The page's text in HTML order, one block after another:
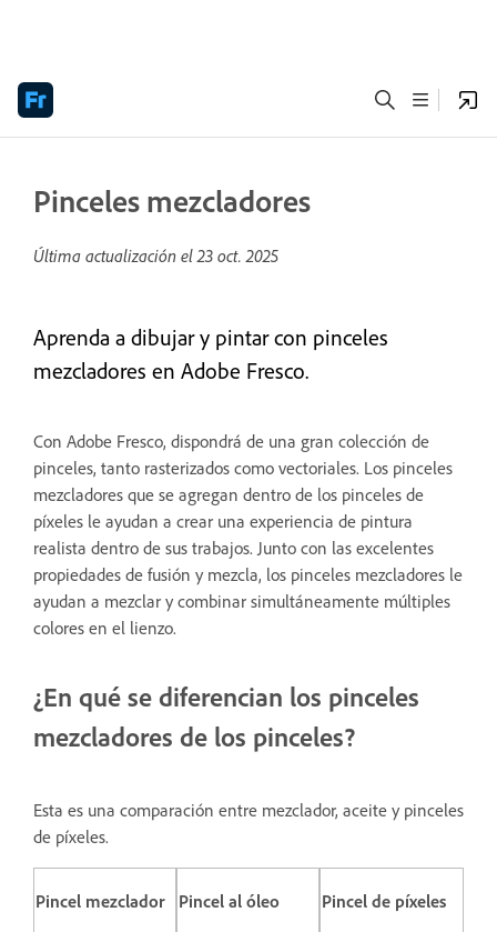
Pinceles mezcladores
Última actualización el23 oct. 2025
Aprenda a dibujar y pintar con pinceles
mezcladores en Adobe Fresco.
Con Adobe Fresco, dispondrá de una gran colección de
pinceles, tanto rasterizados como vectoriales. Los pinceles
mezcladores que se agregan dentro de los pinceles de
píxeles le ayudan a crear una experiencia de pintura
realista dentro de sus trabajos. Junto con las excelentes
propiedades de fusión y mezcla, los pinceles mezcladores le
ayudan a mezclar y combinar simultáneamente múltiples
colores en el lienzo.
¿En qué se diferencian los pinceles
mezcladores de los pinceles?
Esta es una comparación entre mezclador, aceite y pinceles
de píxeles.
Pincel mezclador Pincel al óleo Pincel de píxeles